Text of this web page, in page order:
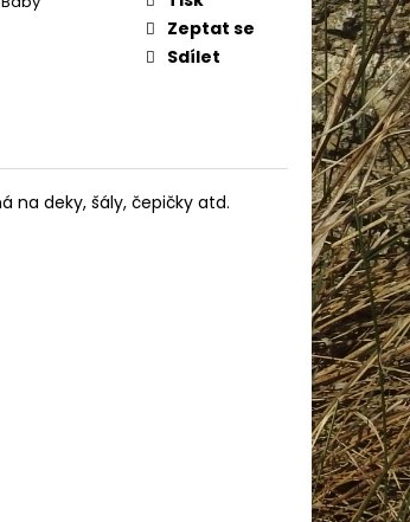
Zeptat se
Sdílet
na deky, šály, čepičky atd.